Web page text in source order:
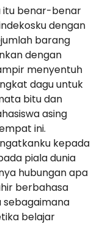
itu benar-benar
dengan
barang
dengan
menyentuh
dagu untuk
bitu dan
asing
ini.
kepada
piala dunia
hubungan apa
berbahasa
sebagaimana
belajar